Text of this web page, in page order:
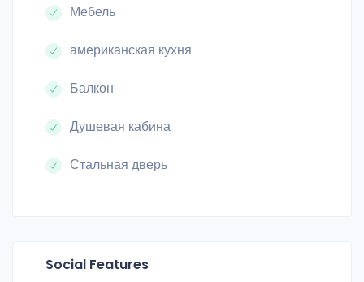
Мебель
американская кухня
Балкон
Душевая кабина
Стальная дверь
Social Features